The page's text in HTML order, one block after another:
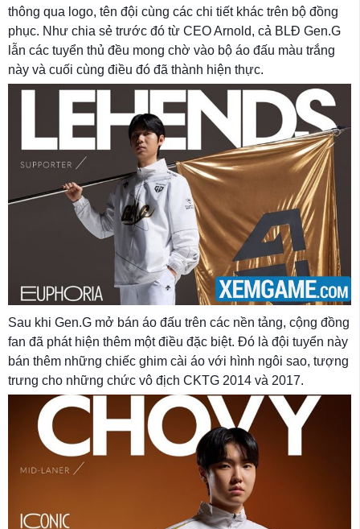
thông qua logo, tên đội cùng các chi tiết khác trên bộ đồng
phục. Như chia sẻ trước đó từ CEO Arnold, cả BLĐ Gen.G
lẫn các tuyển thủ đều mong chờ vào bộ áo đấu màu trắng
này và cuối cùng điều đó đã thành hiện thực.
Sau khi Gen.G mở bán áo đấu trên các nền tảng, cộng đồng
fan đã phát hiện thêm một điều đặc biệt. Đó là đội tuyển này
bán thêm những chiếc ghim cài áo với hình ngôi sao, tượng
trưng cho những chức vô địch CKTG 2014 và 2017.